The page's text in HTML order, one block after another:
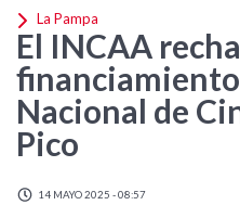
La Pampa
El INCAA
Nacional de
Pico
14 MAYO 2025 - 08:57